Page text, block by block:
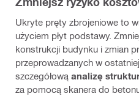
Ukryte pręty zbrojeniowe to
użyciem płyt podstawy.
konstrukcji budynku i zmian
przeprowadzanych w
szczegółową analizę
za pomocą skanera do